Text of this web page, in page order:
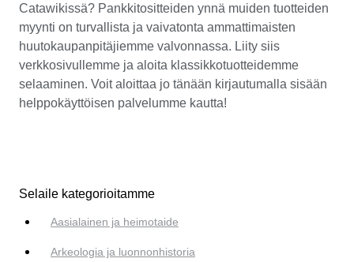
Catawikissä? Pankkitositteiden ynnä muiden tuotteiden
myynti on turvallista ja vaivatonta ammattimaisten
huutokaupanpitäjiemme valvonnassa. Liity siis
verkkosivullemme ja aloita klassikkotuotteidemme
selaaminen. Voit aloittaa jo tänään kirjautumalla sisään
helppokäyttöisen palvelumme kautta!
Selaile kategorioitamme
Aasialainen ja heimotaide
Arkeologia ja luonnonhistoria